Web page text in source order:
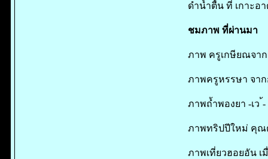
ดำน้ำตื้น ที่ เกาะอ
ชมภาพ ที่ผ่านมา
ภาพ ครูเกษียณจา
ภาพครูหรรษา จา
ภาพถ้ำพองยา -เว
ภาพทริปปีใหม่ คุณ
ภาพเที่ยวฮอยอัน